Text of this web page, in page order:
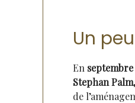
Un
En septembre
Stephan
de